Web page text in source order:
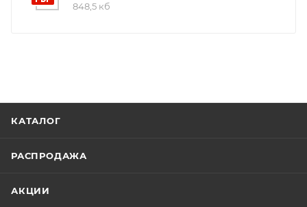
848,5 кб
КАТАЛОГ
РАСПРОДАЖА
АКЦИИ